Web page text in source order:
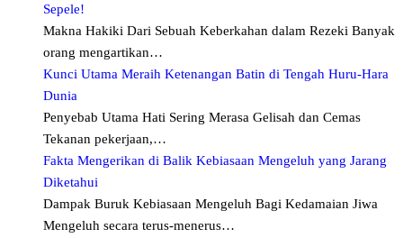
Sepele!
Makna Hakiki Dari Sebuah Keberkahan dalam Rezeki Banyak
orang mengartikan…
Kunci Utama Meraih Ketenangan Batin di Tengah Huru-Hara
Dunia
Penyebab Utama Hati Sering Merasa Gelisah dan Cemas
Tekanan pekerjaan,…
Fakta Mengerikan di Balik Kebiasaan Mengeluh yang Jarang
Diketahui
Dampak Buruk Kebiasaan Mengeluh Bagi Kedamaian Jiwa
Mengeluh secara terus-menerus…